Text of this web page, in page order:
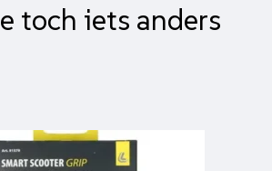
toch iets anders